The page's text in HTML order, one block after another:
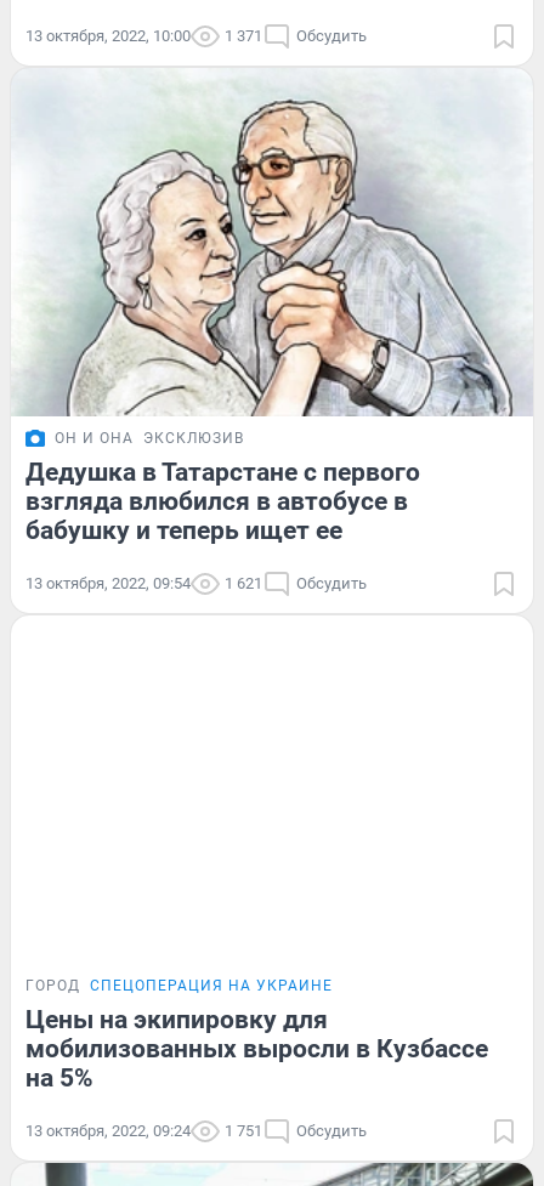
13 октября, 2022, 10:00 1 371 Обсудить
ОН И ОНА ЭКСКЛЮЗИВ
Дедушка в Татарстане с первого
взгляда влюбился в автобусе в
бабушку и теперь ищет ее
13 октября, 2022, 09:54 1 621 Обсудить
ГОРОД СПЕЦОПЕРАЦИЯ НА УКРАИНЕ
Цены на экипировку для
мобилизованных выросли в Кузбассе
на 5%
13 октября, 2022, 09:24 1 751 Обсудить